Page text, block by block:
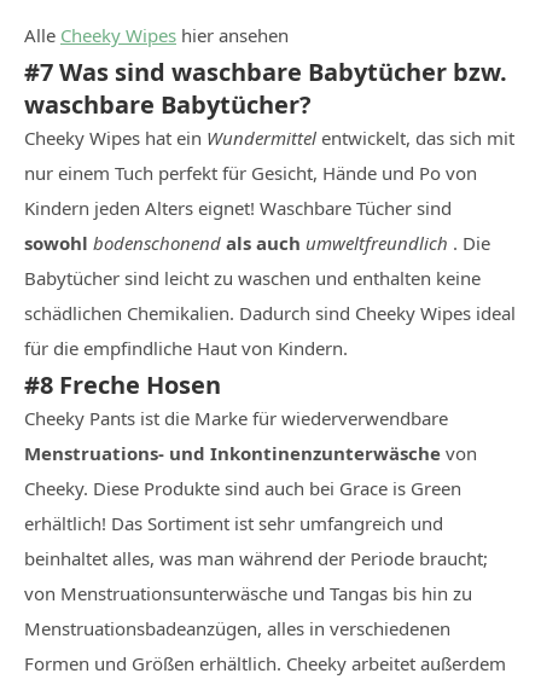
Alle Cheeky Wipes hier ansehen
#7 Was sind waschbare Babytücher bzw.
waschbare Babytücher?
Cheeky Wipes hat ein Wundermittel entwickelt, das sich mit
nur einem Tuch perfekt für Gesicht, Hände und Po von
Kindern jeden Alters eignet! Waschbare Tücher sind
sowohl bodenschonend als auch umweltfreundlich . Die
Babytücher sind leicht zu waschen und enthalten keine
schädlichen Chemikalien. Dadurch sind Cheeky Wipes ideal
für die empfindliche Haut von Kindern.
#8 Freche Hosen
Cheeky Pants ist die Marke für wiederverwendbare
Menstruations- und Inkontinenzunterwäsche von
Cheeky. Diese Produkte sind auch bei Grace is Green
erhältlich! Das Sortiment ist sehr umfangreich und
beinhaltet alles, was man während der Periode braucht;
von Menstruationsunterwäsche und Tangas bis hin zu
Menstruationsbadeanzügen, alles in verschiedenen
Formen und Größen erhältlich. Cheeky arbeitet außerdem